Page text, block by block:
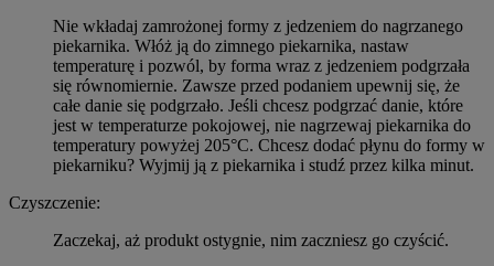
Nie wkładaj zamrożonej formy z jedzeniem do nagrzanego
piekarnika. Włóż ją do zimnego piekarnika, nastaw
temperaturę i pozwól, by forma wraz z jedzeniem podgrzała
się równomiernie. Zawsze przed podaniem upewnij się, że
całe danie się podgrzało. Jeśli chcesz podgrzać danie, które
jest w temperaturze pokojowej, nie nagrzewaj piekarnika do
temperatury powyżej 205°C. Chcesz dodać płynu do formy w
piekarniku? Wyjmij ją z piekarnika i studź przez kilka minut.
Czyszczenie:
Zaczekaj, aż produkt ostygnie, nim zaczniesz go czyścić.